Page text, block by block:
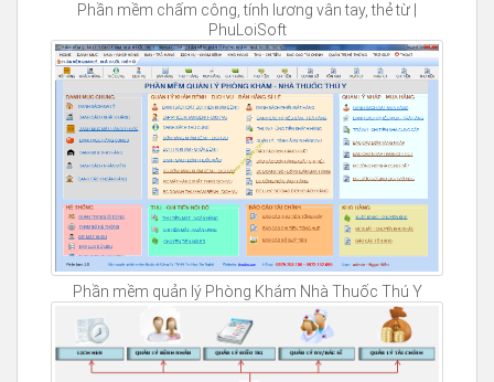
Phần mềm chấm công, tính lương vân tay, thẻ từ |
PhuLoiSoft
Phần mềm quản lý Phòng Khám Nhà Thuốc Thú Y